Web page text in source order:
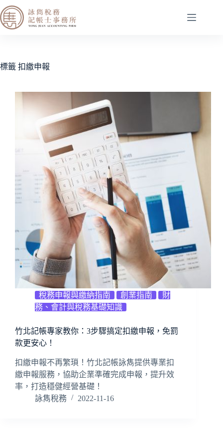
標籤 扣繳申報
稅務申報與繳納指南 創業指南
財
務、會計與稅務基礎知識
竹北記帳專家教你：3步驟搞定扣繳申報，免罰
款更安心！
扣繳申報不再繁瑣！竹北記帳詠雋提供專業扣
繳申報服務，協助企業準確完成申報，提升效
率，打造穩健經營基礎！
詠雋稅務
2022-11-16